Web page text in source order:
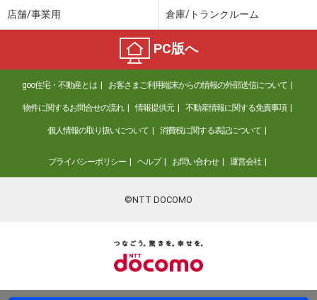
店舗/事業用 倉庫/トランクルーム
PC版へ
goo住宅・不動産とは お客さまご利用端末からの情報の外部送信について
物件に関するお問合せの流れ 情報提供元 不動産情報に関する免責事項
個人情報の取り扱いについて 消費税に関する表記について
プライバシーポリシー ヘルプ お問い合わせ 運営会社
©NTT DOCOMO